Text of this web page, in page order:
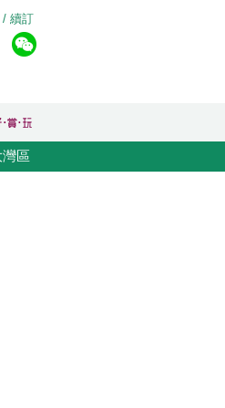
/ 續訂
灣區